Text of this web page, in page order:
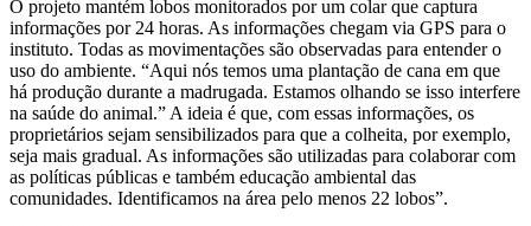
O projeto mantém lobos monitorados por um colar que captura
informações por 24 horas. As informações chegam via GPS para o
instituto. Todas as movimentações são observadas para entender o
uso do ambiente. “Aqui nós temos uma plantação de cana em que
há produção durante a madrugada. Estamos olhando se isso interfere
na saúde do animal.” A ideia é que, com essas informações, os
proprietários sejam sensibilizados para que a colheita, por exemplo,
seja mais gradual. As informações são utilizadas para colaborar com
as políticas públicas e também educação ambiental das
comunidades. Identificamos na área pelo menos 22 lobos”.